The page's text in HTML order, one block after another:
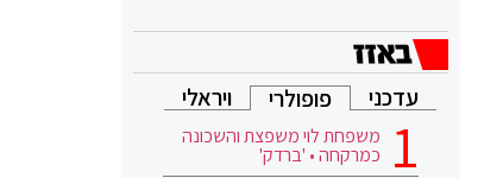
עדכני פופולרי ויראלי
משפחת לוי משפצת והשכונה
כמרקחה • 'ברדק'